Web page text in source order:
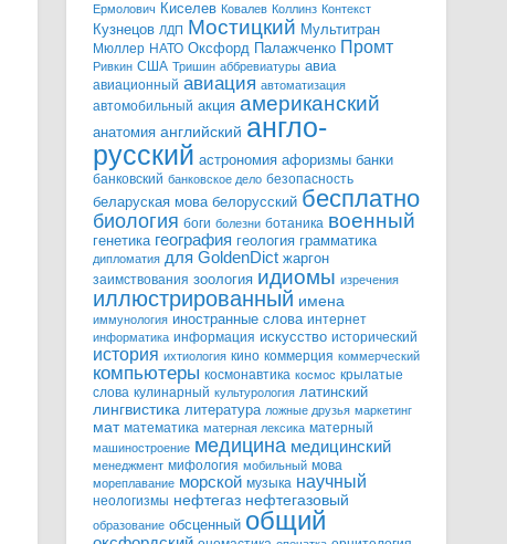
Ермолович Киселев Ковалев Коллинз Контекст
Кузнецов ЛДП Мостицкий Мультитран
Мюллер НАТО Оксфорд Палажченко Промт
Ривкин США Тришин аббревиатуры авиа
авиационный авиация автоматизация
автомобильный акция американский
анатомия английский англо-
русский астрономия афоризмы банки
банковский банковское дело безопасность
беларуская мова белорусский бесплатно
биология боги болезни ботаника военный
генетика география геология грамматика
дипломатия для GoldenDict жаргон
заимствования зоология идиомы изречения
иллюстрированный имена
иммунология иностранные слова интернет
информатика информация искусство исторический
история ихтиология кино коммерция коммерческий
компьютеры космонавтика космос крылатые
слова кулинарный культурология латинский
лингвистика литература ложные друзья маркетинг
мат математика матерная лексика матерный
машиностроение медицина медицинский
менеджмент мифология мобильный мова
мореплавание морской музыка научный
неологизмы нефтегаз нефтегазовый
образование обсценный общий